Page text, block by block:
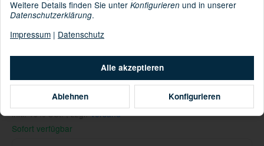
Material: 100% Baumwolle
Hersteller/EU Verantwortliche Person
29,95 €
inkl. 19% USt. , zzgl.Versand
Sofort verfügbar
Alle akzeptieren
Ablehnen Konfigurieren
Weitere Details finden Sie unter Konfigurieren und in unserer
Datenschutzerklärung.
Impressum | Datenschutz